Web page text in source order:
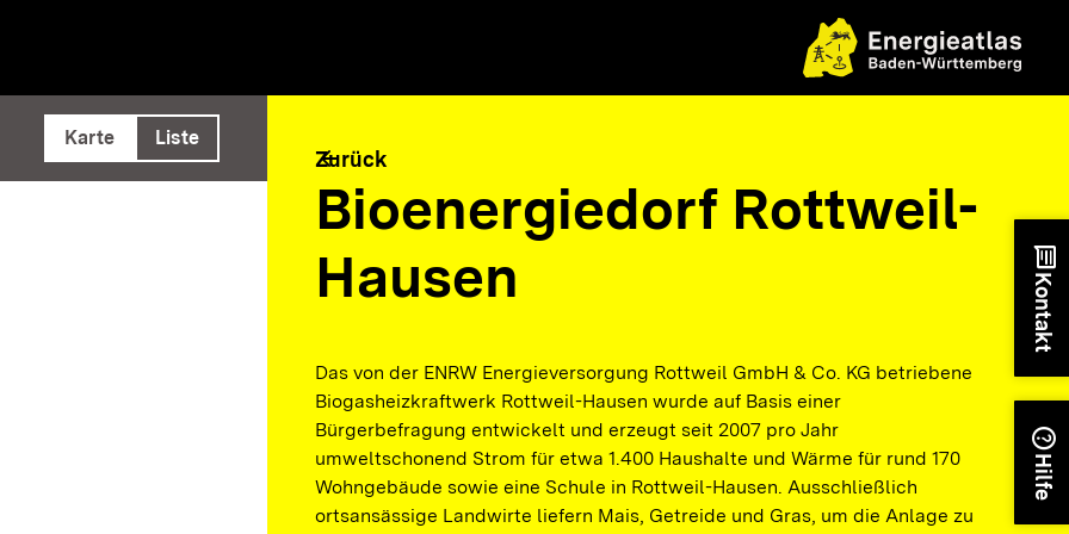
ausführen
Karte Liste
arrow_back
Zurück
Bioenergiedorf Rottweil-
Hausen
Das von der ENRW Energieversorgung Rottweil GmbH & Co. KG betriebene
Biogasheizkraftwerk Rottweil-Hausen wurde auf Basis einer
Bürgerbefragung entwickelt und erzeugt seit 2007 pro Jahr
umweltschonend Strom für etwa 1.400 Haushalte und Wärme für rund 170
Wohngebäude sowie eine Schule in Rottweil-Hausen. Ausschließlich
ortsansässige Landwirte liefern Mais, Getreide und Gras, um die Anlage zu
chat
Kontakt
help
Hilfe